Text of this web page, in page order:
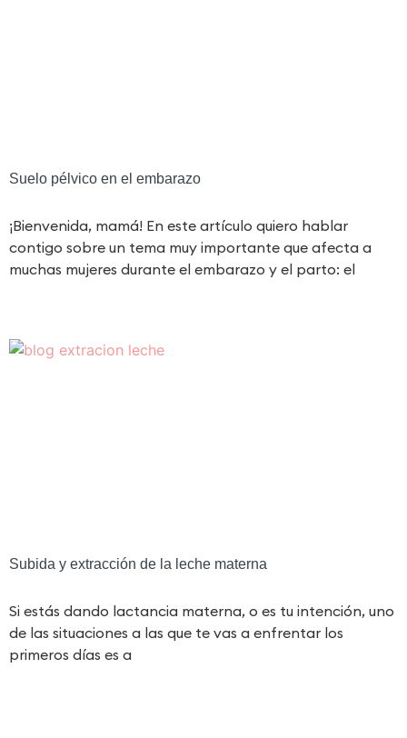
Suelo pélvico en el embarazo
¡Bienvenida, mamá! En este artículo quiero hablar
contigo sobre un tema muy importante que afecta a
muchas mujeres durante el embarazo y el parto: el
Subida y extracción de la leche materna
Si estás dando lactancia materna, o es tu intención, uno
de las situaciones a las que te vas a enfrentar los
primeros días es a